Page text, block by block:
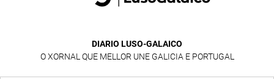
DIARIO LUSO-GALAICO
O XORNAL QUE MELLOR UNE GALICIA E PORTUGAL